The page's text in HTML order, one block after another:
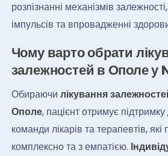
розпізнанні механізмів
імпульсів та впровадженні
Чому варто обрати
залежностей в Ополе у
Обираючи лікування
Ополе, пацієнт отримує підтримку
команди лікарів та терапевтів,
комплексно та з емпатією.